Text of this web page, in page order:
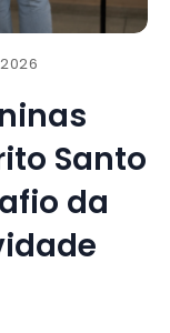
Santo
da